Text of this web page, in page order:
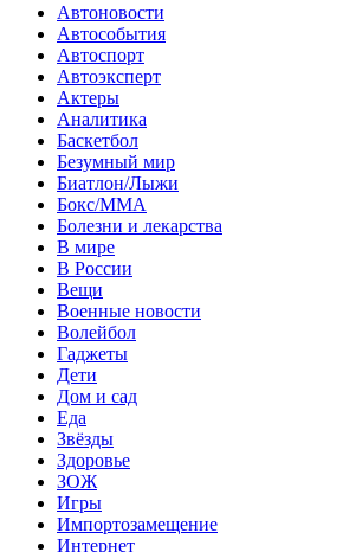
Автоновости
Автособытия
Автоспорт
Автоэксперт
Актеры
Аналитика
Баскетбол
Безумный мир
Биатлон/Лыжи
Бокс/MMA
Болезни и лекарства
В мире
В России
Вещи
Военные новости
Волейбол
Гаджеты
Дети
Дом и сад
Еда
Звёзды
Здоровье
ЗОЖ
Игры
Импортозамещение
Интернет